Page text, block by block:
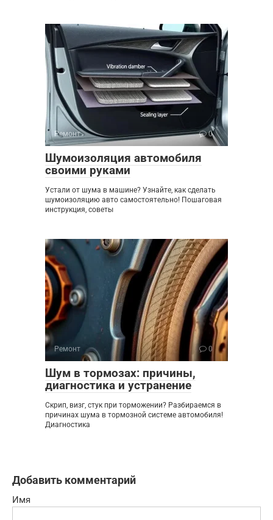
Ремонт 0
Шумоизоляция автомобиля
своими руками
Устали от шума в машине? Узнайте, как сделать
шумоизоляцию авто самостоятельно! Пошаговая
инструкция, советы
Ремонт 0
Шум в тормозах: причины,
диагностика и устранение
Скрип, визг, стук при торможении? Разбираемся в
причинах шума в тормозной системе автомобиля!
Диагностика
Добавить комментарий
Имя